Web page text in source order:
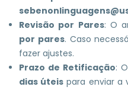
Revisão por Pares: O
por pares. Caso
fazer ajustes.
Prazo de Retificação:
dias úteis para enviar a